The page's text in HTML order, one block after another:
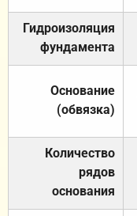
Гидроизоляция
фундамента
Основание
(обвязка)
Количество
рядов
основания